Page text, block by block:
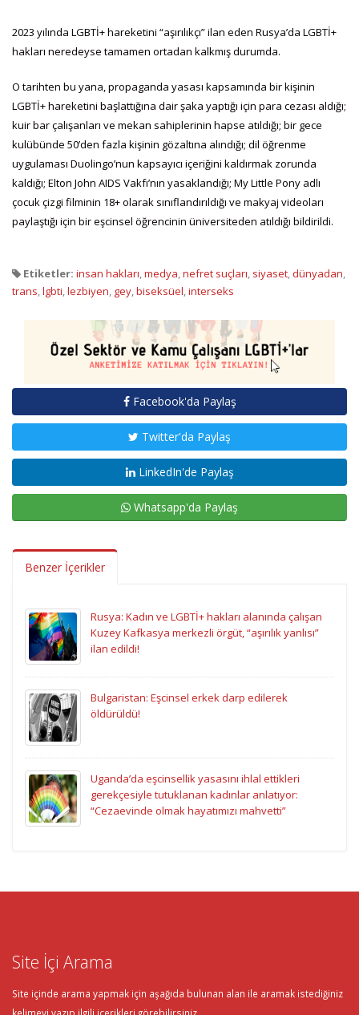
2023 yılında LGBTİ+ hareketini “aşırılıkçı” ilan eden Rusya’da LGBTİ+
hakları neredeyse tamamen ortadan kalkmış durumda.
O tarihten bu yana, propaganda yasası kapsamında bir kişinin
LGBTİ+ hareketini başlattığına dair şaka yaptığı için para cezası aldığı;
kuir bar çalışanları ve mekan sahiplerinin hapse atıldığı; bir gece
kulübünde 50’den fazla kişinin gözaltına alındığı; dil öğrenme
uygulaması Duolingo’nun kapsayıcı içeriğini kaldırmak zorunda
kaldığı; Elton John AIDS Vakfı’nın yasaklandığı; My Little Pony adlı
çocuk çizgi filminin 18+ olarak sınıflandırıldığı ve makyaj videoları
paylaştığı için bir eşcinsel öğrencinin üniversiteden atıldığı bildirildi.
Etiketler: insan hakları,medya,nefret suçları, siyaset,dünyadan,
trans,lgbti,lezbiyen, gey,biseksüel,interseks
Facebook'da Paylaş
Twitter'da Paylaş
LinkedIn'de Paylaş
Whatsapp'da Paylaş
Benzer İçerikler
Rusya: Kadın ve LGBTİ+ hakları alanında çalışan
Kuzey Kafkasya merkezli örgüt, “aşırılık yanlısı”
ilan edildi!
Bulgaristan: Eşcinsel erkek darp edilerek
öldürüldü!
Uganda’da eşcinsellik yasasını ihlal ettikleri
gerekçesiyle tutuklanan kadınlar anlatıyor:
“Cezaevinde olmak hayatımızı mahvetti”
Site İçi Arama
Site içinde arama yapmak için aşağıda bulunan alan ile aramak istediğiniz